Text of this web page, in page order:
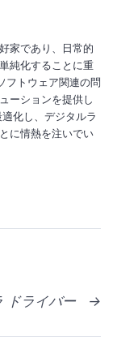
家であり、日常的
純化することに重
フトウェア関連の問
ーションを提供し
化し、デジタルラ
に情熱を注いでい
→
ドライバー